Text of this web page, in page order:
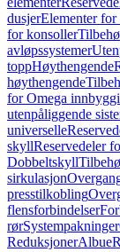
dusjerElementer for
for konsoller
avløpssystemer
toppHøythengende
høythengende
for Omega
utenpåliggende
universelle
skyllReservedeler
Dobbeltskyll
sirkulasjon
presstilkobling
flensforbindelser
rørSystempakninger
ReduksjonerAlbue